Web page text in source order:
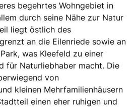
begehrtes Wohngebiet in
durch seine Nähe zur Natur
liegt östlich des
an die Eilenriede sowie an
was Kleefeld zu einer
für Naturliebhaber macht. Die
von
kleinen Mehrfamilienhäusern
einen eher ruhigen und